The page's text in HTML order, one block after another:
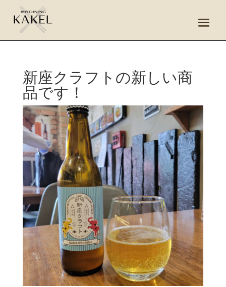
新座クラフトの新しい商
品です！